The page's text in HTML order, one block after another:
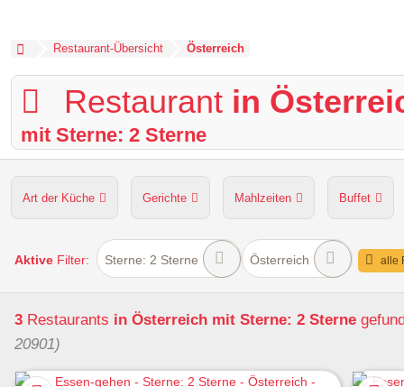
Restaurant-Übersicht Österreich
Restaurant in
mit Sterne: 2 Sterne
Art der Küche Gerichte Mahlzeiten Buffet
Hunde erlaubt Kapazität Sitzplätze im Freien
Aktive Filter: Sterne: 2 Sterne Österreich alle
3 Restaurants in Österreich mit Sterne: 2 Sterne
20901)